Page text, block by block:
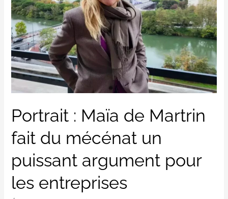
Portrait : Maïa de Martrin
fait du mécénat un
puissant argument pour
les entreprises
de
Martrin
fait
du
mécénat
un
puissant
pour
entreprises